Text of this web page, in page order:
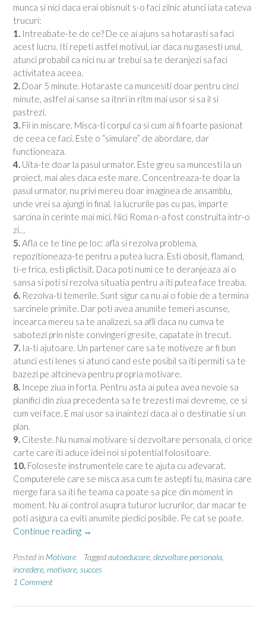
munca si nici daca erai obisnuit s-o faci zilnic atunci iata cateva
trucuri:
1. Intreabate-te de ce? De ce ai ajuns sa hotarasti sa faci
acest lucru. Iti repeti astfel motivul, iar daca nu gasesti unul,
atunci probabil ca nici nu ar trebui sa te deranjezi sa faci
activitatea aceea.
2. Doar 5 minute. Hotaraste ca muncesiti doar pentru cinci
minute, astfel ai sanse sa itnri in ritm mai usor si sa il si
pastrezi.
3. Fii in miscare. Misca-ti corpul ca si cum ai fi foarte pasionat
de ceea ce faci. Este o “simulare” de abordare, dar
functioneaza.
4. Uita-te doar la pasul urmator. Este greu sa muncesti la un
proiect, mai ales daca este mare. Concentreaza-te doar la
pasul urmator, nu privi mereu doar imaginea de ansamblu,
unde vrei sa ajungi in final. Ia lucrurile pas cu pas, imparte
sarcina in cerinte mai mici. Nici Roma n-a fost construita intr-o
zi…
5.Afla ce te tine pe loc: afla si rezolva problema,
repozitioneaza-te pentru a putea lucra. Esti obosit, flamand,
ti-e frica, esti plictisit. Daca poti numi ce te deranjeaza ai o
sansa si poti si rezolva situatia pentru a iti putea face treaba.
6. Rezolva-ti temerile. Sunt sigur ca nu ai o fobie de a termina
sarcinele primite. Dar poti avea anumite temeri ascunse,
incearca mereu sa te analizezi, sa afli daca nu cumva te
sabotezi prin niste convingeri gresite, capatate in trecut.
7. Ia-ti ajutoare. Un partener care sa te motiveze ar fi bun
atunci esti lenes si atunci cand este posibil sa iti permiti sa te
bazezi pe altcineva pentru propria motivare.
8. Incepe ziua in forta. Pentru asta ai putea avea nevoie sa
planifici din ziua precedenta sa te trezesti mai devreme, ce si
cum vei face. E mai usor sa inaintezi daca ai o destinatie si un
plan.
9. Citeste. Nu numai motivare si dezvoltare personala, ci orice
carte care iti aduce idei noi si potential folositoare.
10. Foloseste instrumentele care te ajuta cu adevarat.
Computerele care se misca asa cum te astepti tu, masina care
merge fara sa iti fie teama ca poate sa pice din moment in
moment. Nu ai control asupra tuturor lucrurilor, dar macar te
poti asigura ca eviti anumite piedici posibile. Pe cat se poate.
Continue reading “Trucuri
motivare-
cu
inteligenta,
→
Posted in Motivare Taggedautoeducare, dezvoltare personala,
incredere, motivare, succes
1 Comment